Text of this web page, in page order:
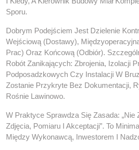
Sporu.
Dobrym Podejściem Jest Dzielenie
Wejściową (dostawy),
Prac) Oraz Końcową (odbiór).
Robót Zanikających: Zbrojenia, Izolacji
Podposadzkowych Czy Instalacji W
Zostanie Przykryte Bez Dokumentacji,
Rośnie Lawinowo.
W Praktyce Sprawdza Się Zasada: „nie
Zdjęcia, Pomiaru I Akceptacji”. To
Między Wykonawcą, Inwestorem I